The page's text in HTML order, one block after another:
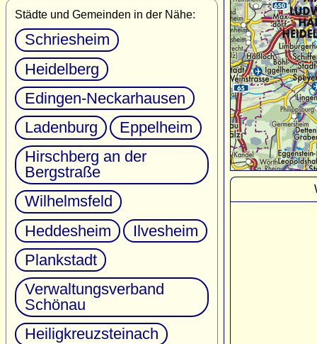
Städte und Gemeinden in der Nähe:
Schriesheim
Heidelberg
Edingen-Neckarhausen
Ladenburg
Eppelheim
Hirschberg an der
Bergstraße
Wilhelmsfeld
Heddesheim
Ilvesheim
Plankstadt
Verwaltungsverband
Schönau
Heiligkreuzsteinach